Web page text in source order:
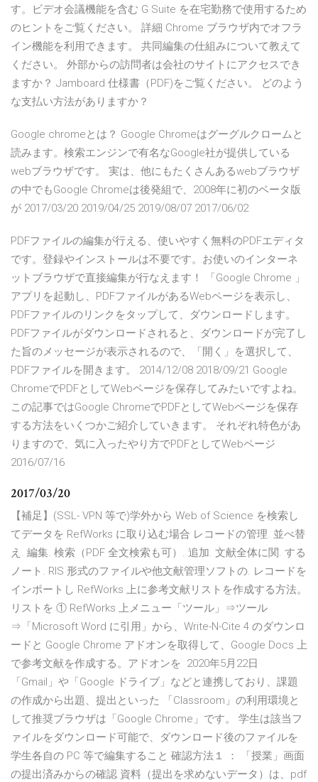
す。ビデオ会議機能を含む G Suite を在宅勤務で使用するため
のヒントをご覧ください。 詳細 Chrome ブラウザ内でオフラ
イン機能を利用できます。 共同編集の仕組みについて教えて
ください。 外部からの訪問者は会社のサイトにアクセスでき
ますか？ Jamboard 仕様書（PDF)をご覧ください。 どのよう
な支払い方法がありますか？
Google chromeとは？ Google Chromeはグーグルクロームと
読みます。検索エンジンで有名なGoogle社が提供している
webブラウザです。 実は、他にもたくさんあるwebブラウザ
の中でもGoogle Chromeは後発組で、2008年に初のベータ版
が 2017/03/20 2019/04/25 2019/08/07 2017/06/02
PDFファイルの編集が行える、使いやすく無料のPDFエディタ
です。登録やインストールは不要です。お使いのインターネ
ットブラウザで直接編集が行なえます！ 「Google Chrome 」
アプリを起動し、PDFファイルがあるWebページを表示し、
PDFファイルのリンクをタップして、ダウンロードします。
PDFファイルがダウンロードされると、ダウンロードが完了し
た旨のメッセージが表示されるので、「開く」を選択して、
PDFファイルを開きます。 2014/12/08 2018/09/21 Google
ChromeでPDFとしてWebページを保存してみたいですよね。
この記事ではGoogle ChromeでPDFとしてWebページを保存
する方法をいくつかご紹介していきます。 それぞれ特色があ
りますので、気に入ったやり方でPDFとしてWebページ
2016/07/16
2017/03/20
【補足】(SSL- VPN 等で)学外から Web of Science を検索し
てデータを RefWorks に取り込む場合 レコードの管理. 並べ替
え. 編集. 検索（PDF 全文検索も可）. 追加. 文献全体に関. する
ノート. RIS 形式のファイルや他文献管理ソフトの. レコードを
インポートし RefWorks 上に参考文献リストを作成する方法。
リストを ① RefWorks 上メニュー「ツール」⇒ツール
⇒「Microsoft Word に引用」から、Write-N-Cite 4 のダウンロ
ードと Google Chrome アドオンを取得して、Google Docs 上
で参考文献を作成する。アドオンを 2020年5月22日
「Gmail」や「Google ドライブ」などと連携しており、課題
の作成から出題、提出といった 「Classroom」の利用環境と
して推奨ブラウザは「Google Chrome」です。 学生は該当フ
ァイルをダウンロード可能で、ダウンロード後のファイルを
学生各自の PC 等で編集すること 確認方法１ ： 「授業」画面
の提出済みからの確認 資料（提出を求めないデータ）は、pdf